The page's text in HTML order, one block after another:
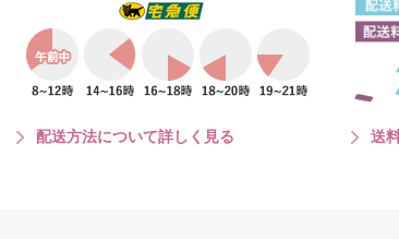
配送方法について詳しく見る 送